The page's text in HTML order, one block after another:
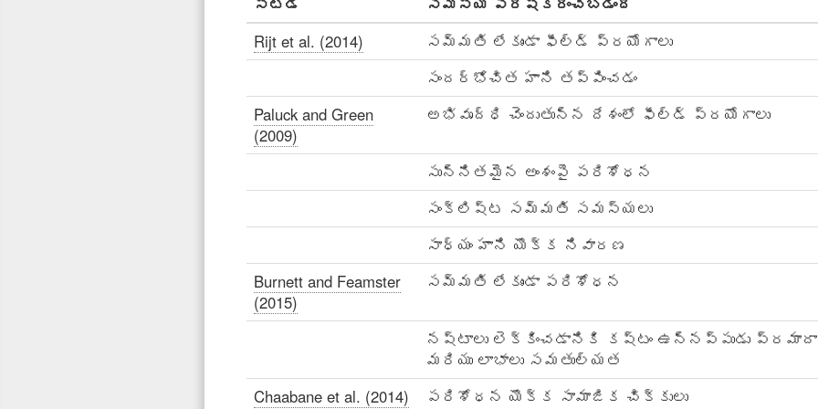
Rijt et al. (2014)
సమ్మతి లేకుండా ఫీల్డ్ ప్రయోగాలు
సందర్భోచిత హాని తప్పించడం
Paluck and Green
(2009)
అభివృద్ధి చెందుతున్న దేశంలో ఫీల్డ్ ప్రయోగాలు
సున్నితమైన అంశంపై పరిశోధన
సంక్లిష్ట సమ్మతి సమస్యలు
సాధ్యం హాని యొక్క నివారణ
Burnett and Feamster
(2015)
సమ్మతి లేకుండా పరిశోధన
నష్టాలు లెక్కించడానికి కష్టం ఉన్నప్పుడు
మరియు లాభాలు సమతుల్యత
Chaabane et al. (2014)
పరిశోధన యొక్క సామాజిక చిక్కులు